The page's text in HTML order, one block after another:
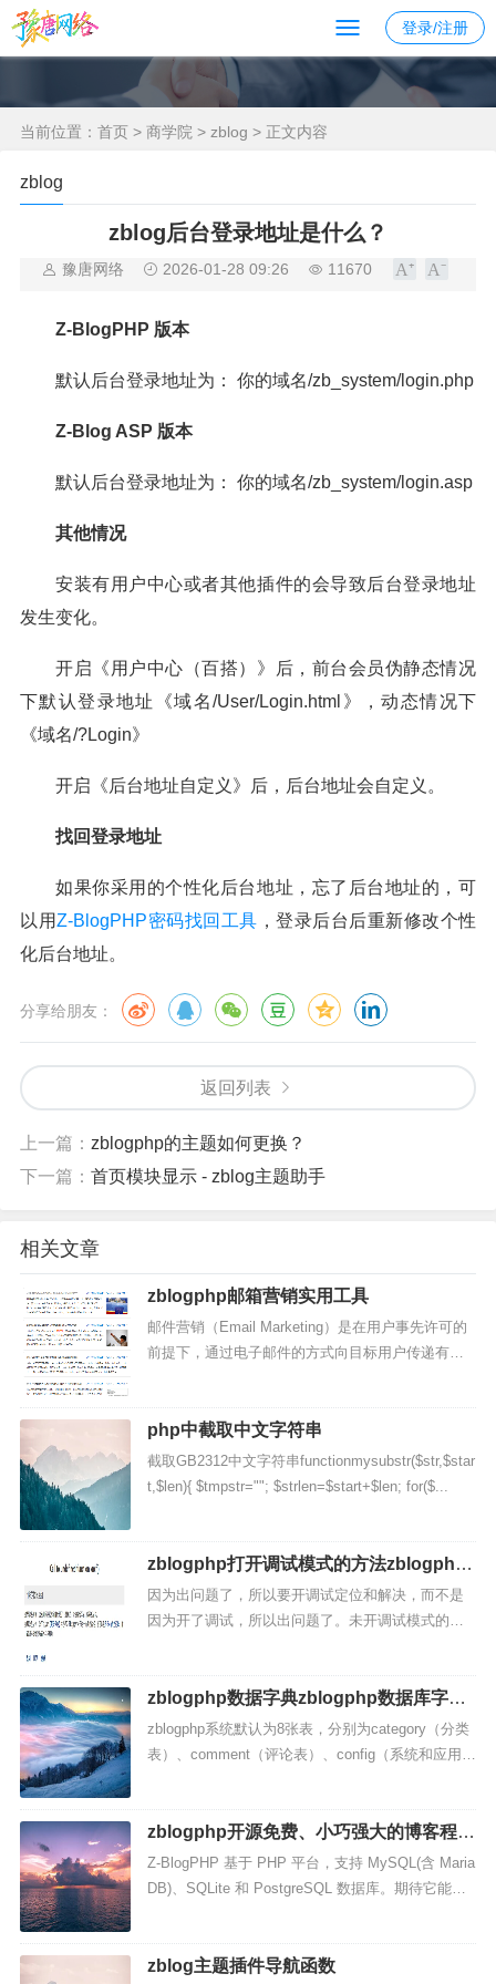
登录/注册
当前位置： 首页 > 商学院 > zblog > 正文内容
zblog
zblog后台登录地址是什么？
豫唐网络 2026-01-28 09:26 11670
Z-BlogPHP 版本
默认 后台登录地址为： 你的域名/zb_system/login.php
Z-Blog ASP 版本
默认 后台登录地址为： 你的域名/zb_system/login.asp
其他情况
安装有用户中心或者其他插件的会导致后台登录地址
发生变化。
开启《用户中心（百搭）》后，前台会员伪静态情况
下默认登录地址《域名/User/Login.html》，动态情况下
《域名/?Login》
开启《后台地址自定义》后，后台地址会自定义。
找回登录地址
如果你采用的个性化后台地址，忘了后台地址的，可
以用Z-BlogPHP密码找回工具 ，登录后台后重新修改个性
化后台地址。
分享给朋友：
返回列表
上一篇： zblogphp的主题如何更换？
下一篇： 首页模块显示 - zblog主题助手
相关文章
zblogphp邮箱营销实用工具
邮件营销（Email Marketing）是在用户事先许可的
前提下，通过电子邮件的方式向目标用户传递有价
有...
php中截取中文字符串
截取GB2312中文字符串functionmysubstr($str,$star
t,$len){ $tmpstr=""; $strlen=$start+$len; for($...
zblogphp打开调试模式的方法zblogphp
程序报错怎么办
因为出问题了，所以要开调试定位和解决，而不是
因为开了调试，所以出问题了。未开调试模式的报
以，我们需要开启调试模...
zblogphp数据字典zblogphp数据库字典z
blogphp数据表字段大全
zblogphp系统默认为8张表，分别为category（分类
表）、comment（评论表）、config（系统和应用配
zblogphp开源免费、小巧强大的博客程序
与CMS建站系统
Z-BlogPHP 基于 PHP 平台，支持 MySQL(含 Maria
DB)、SQLite 和 PostgreSQL 数据库。期待它能成
zblog主题插件导航函数